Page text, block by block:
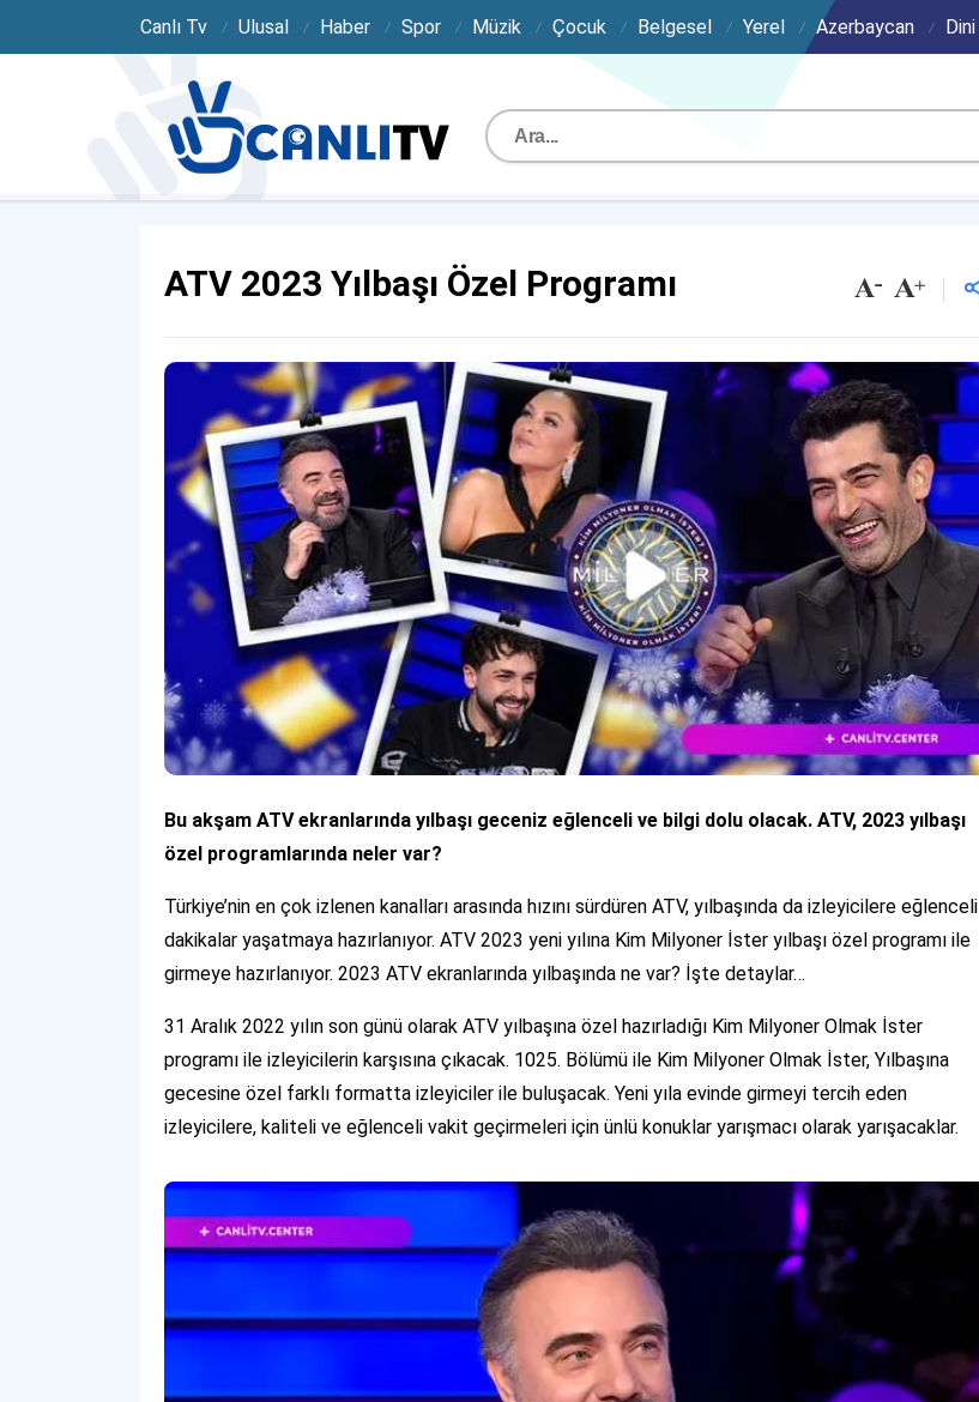
Canlı Tv Ulusal Haber Spor Müzik Çocuk Belgesel Yerel Azerbaycan Dini
ATV 2023 Yılbaşı Özel Programı
Bu akşam ATV ekranlarında yılbaşı geceniz eğlenceli ve bilgi dolu olacak. ATV, 2023 yılbaşı
özel programlarında neler var?
Türkiye’nin en çok izlenen kanalları arasında hızını sürdüren ATV, yılbaşında da izleyicilere eğlenceli
dakikalar yaşatmaya hazırlanıyor. ATV 2023 yeni yılına Kim Milyoner İster yılbaşı özel programı ile
girmeye hazırlanıyor. 2023 ATV ekranlarında yılbaşında ne var? İşte detaylar…
31 Aralık 2022 yılın son günü olarak ATV yılbaşına özel hazırladığı Kim Milyoner Olmak İster
programı ile izleyicilerin karşısına çıkacak. 1025. Bölümü ile Kim Milyoner Olmak İster, Yılbaşına
gecesine özel farklı formatta izleyiciler ile buluşacak. Yeni yıla evinde girmeyi tercih eden
izleyicilere, kaliteli ve eğlenceli vakit geçirmeleri için ünlü konuklar yarışmacı olarak yarışacaklar.